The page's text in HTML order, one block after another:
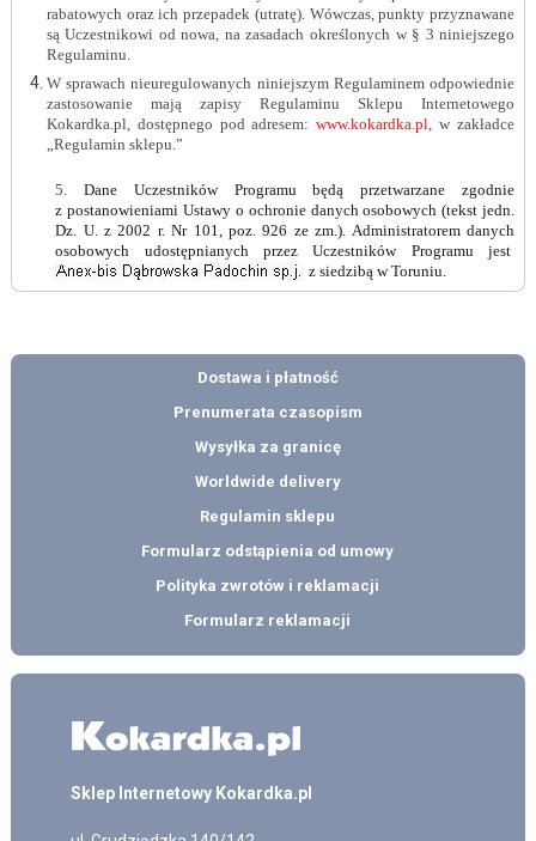
rabatowych oraz ich przepadek (utratę). Wówczas, punkty przyznawane
są Uczestnikowi od nowa, na zasadach określonych w § 3 niniejszego
Regulaminu.
W sprawach nieuregulowanych niniejszym Regulaminem odpowiednie
zastosowanie mają zapisy Regulaminu Sklepu Internetowego
Kokardka.pl, dostępnego pod adresem:www.kokardka.pl, w zakładce
„Regulamin sklepu.”
5. Dane Uczestników Programu będą przetwarzane zgodnie
z postanowieniami Ustawy o ochronie danych osobowych (tekst jedn.
Dz. U. z 2002 r. Nr 101, poz. 926 ze zm.). Administratorem danych
osobowych udostępnianych przez Uczestników Programu jest
z siedzibą w Toruniu.
Dostawa i płatność
Prenumerata czasopism
Wysyłka za granicę
Worldwide delivery
Regulamin sklepu
Formularz odstąpienia od umowy
Polityka zwrotów i reklamacji
Formularz reklamacji
Sklep Internetowy Kokardka.pl